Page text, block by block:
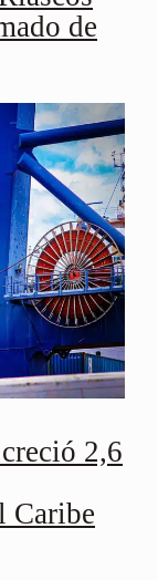
de
2,6
Caribe